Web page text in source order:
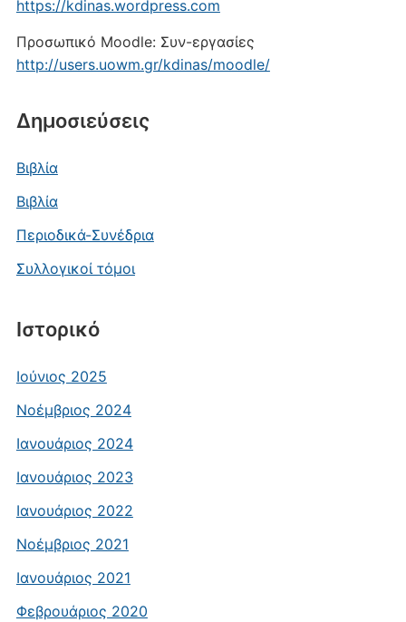
https://kdinas.wordpress.com
Προσωπικό Moodle: Συν-εργασίες
http://users.uowm.gr/kdinas/moodle/
Δημοσιεύσεις
Βιβλία
Βιβλία
Περιοδικά-Συνέδρια
Συλλογικοί τόμοι
Ιστορικό
Ιούνιος 2025
Νοέμβριος 2024
Ιανουάριος 2024
Ιανουάριος 2023
Ιανουάριος 2022
Νοέμβριος 2021
Ιανουάριος 2021
Φεβρουάριος 2020